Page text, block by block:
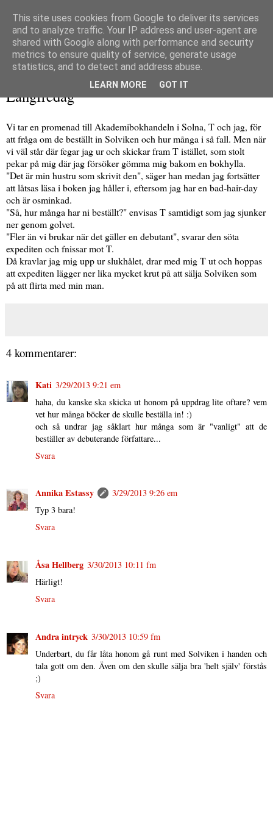
Långfredag
Vi tar en promenad till Akademibokhandeln i Solna, T och jag, för
att fråga om de beställt in Solviken och hur många i så fall. Men när
vi väl står där fegar jag ur och skickar fram T istället, som stolt
pekar på mig där jag försöker gömma mig bakom en bokhylla.
"Det är min hustru som skrivit den", säger han medan jag fortsätter
att låtsas läsa i boken jag håller i, eftersom jag har en bad-hair-day
och är osminkad.
"Så, hur många har ni beställt?" envisas T samtidigt som jag sjunker
ner genom golvet.
"Fler än vi brukar när det gäller en debutant", svarar den söta
expediten och fnissar mot T.
Då kravlar jag mig upp ur slukhålet, drar med mig T ut och hoppas
att expediten lägger ner lika mycket krut på att sälja Solviken som
på att flirta med min man.
4 kommentarer:
Kati 3/29/2013 9:21 em
haha, du kanske ska skicka ut honom på uppdrag lite oftare? vem
vet hur många böcker de skulle beställa in! :)
och så undrar jag såklart hur många som är "vanligt" att de
beställer av debuterande författare...
Svara
Annika Estassy
3/29/2013 9:26 em
Typ 3 bara!
Svara
Åsa Hellberg 3/30/2013 10:11 fm
Härligt!
Svara
Andra intryck 3/30/2013 10:59 fm
Underbart, du får låta honom gå runt med Solviken i handen och
tala gott om den. Även om den skulle sälja bra 'helt själv' förstås
;)
Svara
This site uses cookies from Google to deliver its services
and to analyze traffic. Your IP address and user-agent are
shared with Google along with performance and security
metrics to ensure quality of service, generate usage
statistics, and to detect and address abuse.
LEARN MORE GOT IT